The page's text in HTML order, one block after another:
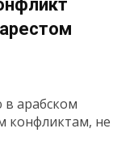
в арабском
конфликтам, не